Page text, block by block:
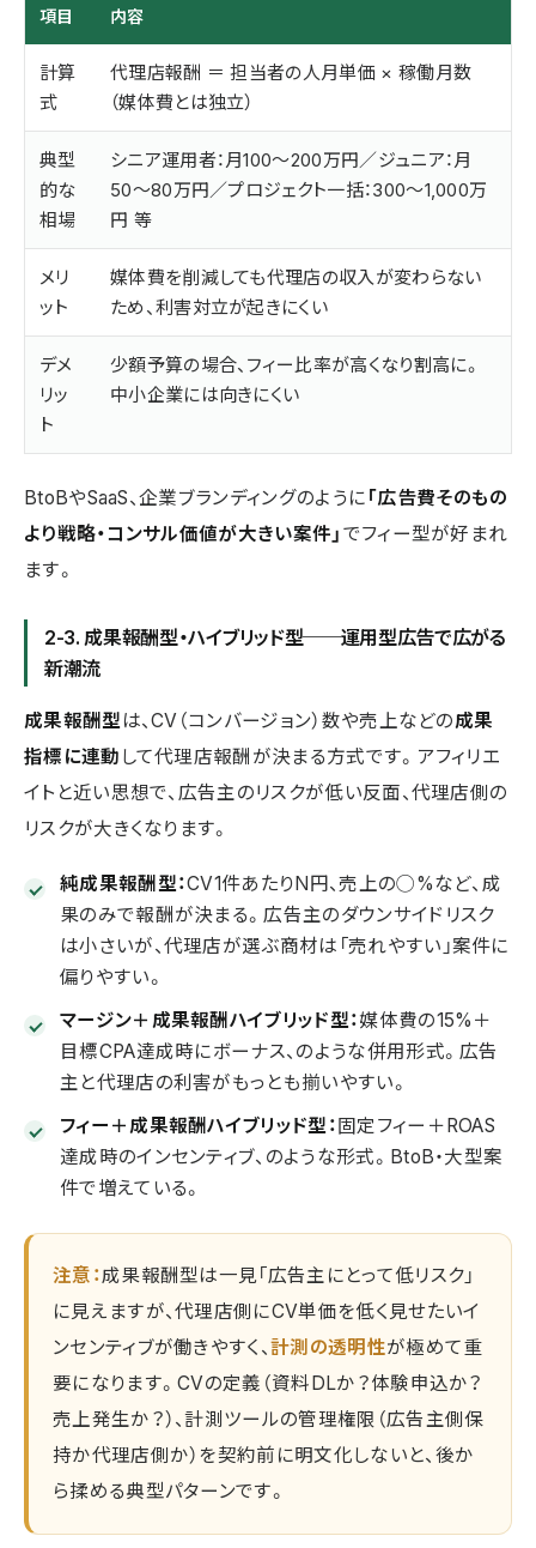
項目 内容
計算
式
代理店報酬 ＝ 担当者の人月単価 × 稼働月数
（媒体費とは独立）
典型
的な
相場
シニア運用者：月100〜200万円／ジュニア：月
50〜80万円／プロジェクト一括：300〜1,000万
円 等
メリ
ット
媒体費を削減しても代理店の収入が変わらない
ため、利害対立が起きにくい
デメ
リッ
ト
少額予算の場合、フィー比率が高くなり割高に。
中小企業には向きにくい
BtoBやSaaS、企業ブランディングのように 「広告費そのもの
より戦略・コンサル価値が大きい案件」 でフィー型が好まれ
ます。
2-3. 成果報酬型・ハイブリッド型──運用型広告で広がる
新潮流
成果報酬型は、CV（コンバージョン）数や売上などの成果
指標に連動 して代理店報酬が決まる方式です。アフィリエ
イトと近い思想で、広告主のリスクが低い反面、代理店側の
リスクが大きくなります。
純成果報酬型：CV1件あたりN円、売上の◯%など、成
果のみで報酬が決まる。広告主のダウンサイドリスク
は小さいが、代理店が選ぶ商材は「売れやすい」案件に
偏りやすい。
マージン＋成果報酬ハイブリッド型：媒体費の15%＋
目標CPA達成時にボーナス、のような併用形式。広告
主と代理店の利害がもっとも揃いやすい。
フィー＋成果報酬ハイブリッド型：固定フィー＋ROAS
達成時のインセンティブ、のような形式。BtoB・大型案
件で増えている。
注意：成果報酬型は一見「広告主にとって低リスク」
に見えますが、代理店側にCV単価を低く見せたいイ
ンセンティブが働きやすく、計測の透明性が極めて重
要になります。CVの定義（資料DLか？体験申込か？
売上発生か？）、計測ツールの管理権限（広告主側保
持か代理店側か）を契約前に明文化しないと、後か
ら揉める典型パターンです。